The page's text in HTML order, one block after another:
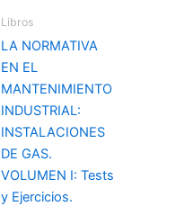
Libros
LA NORMATIVA
EN EL
MANTENIMIENTO
INDUSTRIAL:
INSTALACIONES
DE GAS.
VOLUMEN I: Tests
y Ejercicios.